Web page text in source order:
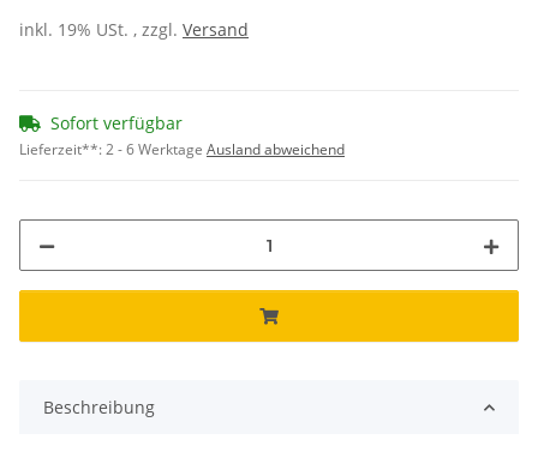
inkl. 19% USt. , zzgl. Versand
Sofort verfügbar
Lieferzeit**:2 - 6 Werktage Ausland abweichend
Beschreibung